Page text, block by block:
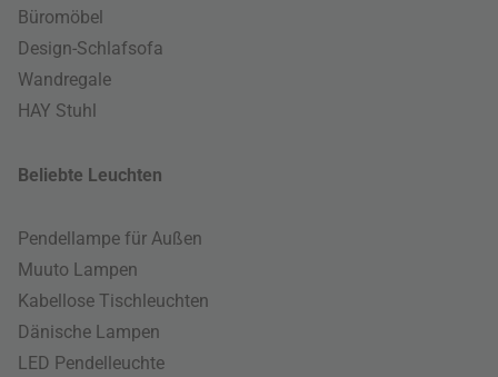
Büromöbel
Design-Schlafsofa
Wandregale
HAY Stuhl
Beliebte Leuchten
Pendellampe für Außen
Muuto Lampen
Kabellose Tischleuchten
Dänische Lampen
LED Pendelleuchte